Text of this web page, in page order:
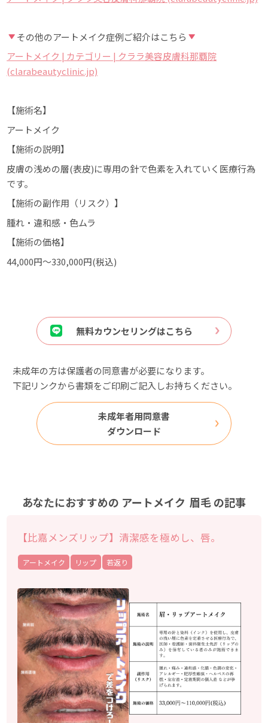
その他のアートメイク症例ご紹介はこちら
アートメイク | カテゴリー | クララ美容皮膚科那覇院
(clarabeautyclinic.jp)
【施術名】
アートメイク
【施術の説明】
皮膚の浅めの層(表皮)に専用の針で色素を入れていく医療行為
です。
【施術の副作用（リスク）】
腫れ・違和感・色ムラ
【施術の価格】
44,000円～330,000円(税込)
無料カウンセリングはこちら
未成年の方は保護者の同意書が必要になります。
下記リンクから書類をご印刷ご記入しお持ちください。
未成年者用同意書
ダウンロード
あなたにおすすめの アートメイク 眉毛の記事
【比嘉メンズリップ】清潔感を極めし、唇。
アートメイク リップ 若返り